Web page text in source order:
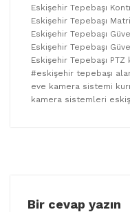
Eskişehir Tepebaşı
Eskişehir Tepebaşı
Eskişehir Tepebaşı
Eskişehir Tepebaşı
Eskişehir Tepebaşı
#eskişehir tepebaşı
eve kamera sistemi
kamera sistemleri
Bir cevap yazın